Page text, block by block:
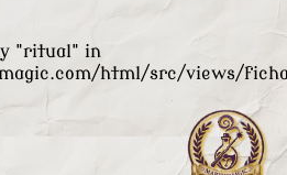
"ritual" in
html/src/views/